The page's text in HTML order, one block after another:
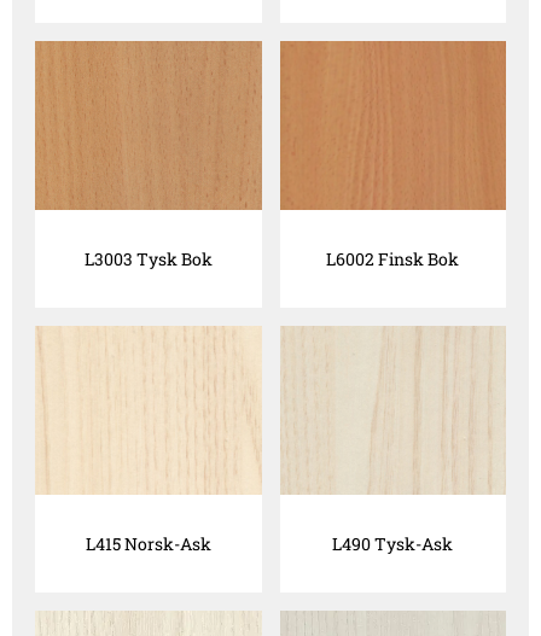
L3003 Tysk Bok L6002 Finsk Bok
L415 Norsk-Ask L490 Tysk-Ask